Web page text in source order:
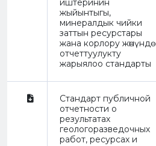
иштеринин
жыйынтыгы,
минералдык чийки
заттын ресурстары
жана корлору жөнүндө
отчеттуулукту
жарыялоо стандарты
Стандарт публичной
отчетности о
результатах
геологоразведочных
работ, ресурсах и